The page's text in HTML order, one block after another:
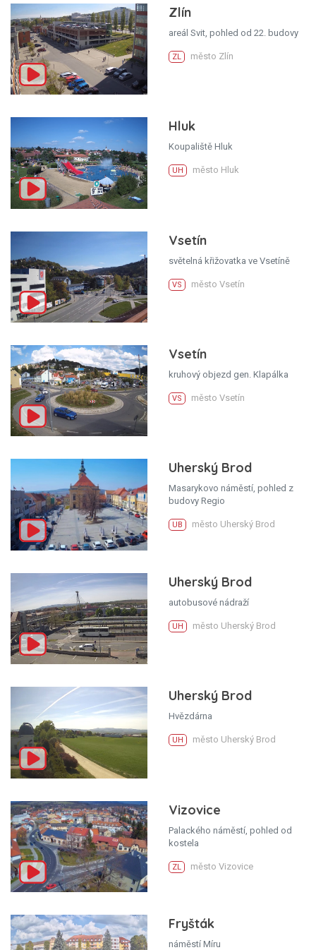
Zlín
areál Svit, pohled od 22. budovy
ZL město Zlín
Hluk
Koupaliště Hluk
UH město Hluk
Vsetín
světelná křižovatka ve Vsetíně
VS město Vsetín
Vsetín
kruhový objezd gen. Klapálka
VS město Vsetín
Uherský Brod
Masarykovo náměstí, pohled z
budovy Regio
UB město Uherský Brod
Uherský Brod
autobusové nádraží
UH město Uherský Brod
Uherský Brod
Hvězdárna
UH město Uherský Brod
Vizovice
Palackého náměstí, pohled od
kostela
ZL město Vizovice
Fryšták
náměstí Míru